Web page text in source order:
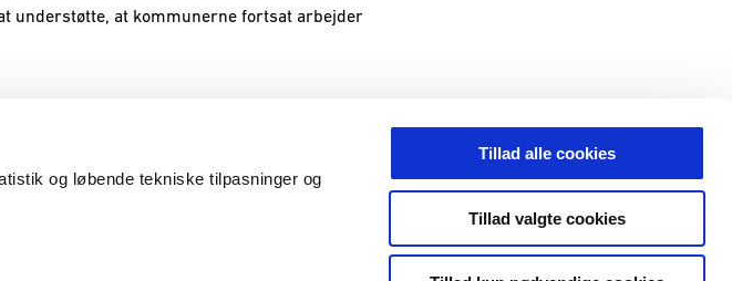
og løbende tekniske tilpasninger og
Tillad alle cookies
Tillad valgte cookies
understøtte, at kommunerne fortsat arbejder
Whistleblowerordning